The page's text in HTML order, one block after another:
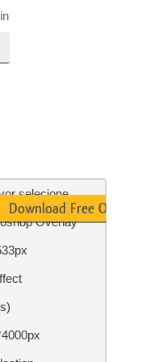
selecione
Overlay
Download Free Overlay